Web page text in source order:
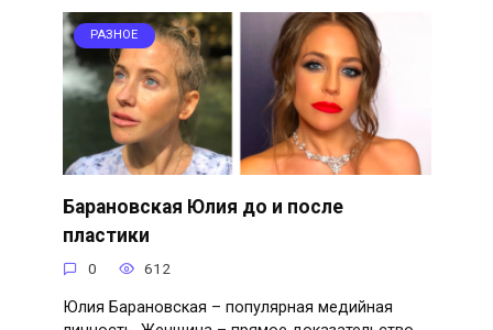
РАЗНОЕ
Барановская Юлия до и после
пластики
0 612
Юлия Барановская – популярная медийная